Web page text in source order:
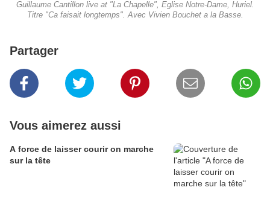
Guillaume Cantillon live at "La Chapelle", Eglise Notre-Dame, Huriel.
Titre "Ca faisait longtemps". Avec Vivien Bouchet a la Basse.
Partager
Vous aimerez aussi
A force de laisser courir on marche
sur la tête